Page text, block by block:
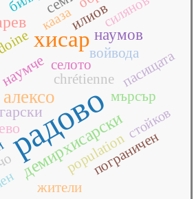
радово
хисар
алексо
демирхисарски
наумов
илиов
наумче chrétienne
population
войвода
жители
мърсър
пасищата
пограничен
селото
силянов
кааза
стойков